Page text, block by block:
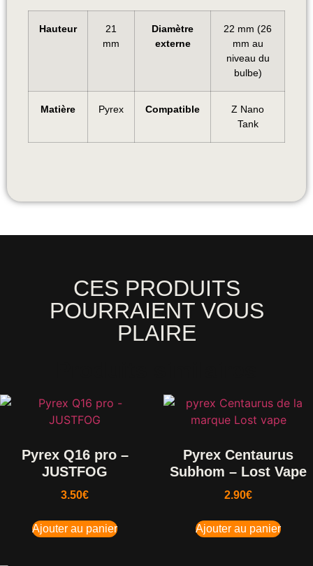
Hauteur
21
mm
Diamètre
externe
22 mm (26
mm au
niveau du
bulbe)
Matière Pyrex Compatible
Z Nano
Tank
CES PRODUITS
POURRAIENT VOUS
PLAIRE
Pyrex Q16 pro –
JUSTFOG
3.50€
Ajouter au panier
Pyrex Centaurus
Subhom – Lost Vape
2.90€
Ajouter au panier